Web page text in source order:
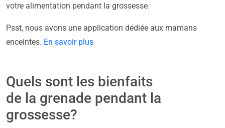
votre alimentation pendant la grossesse.
Psst, nous avons une application dédiée aux mamans
enceintes. En savoir plus
Quels sont les bienfaits
de la grenade pendant la
grossesse?